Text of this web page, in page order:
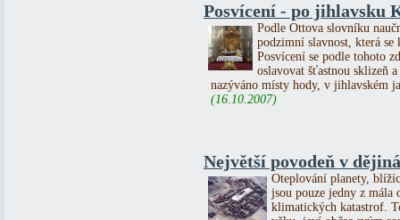
Posvícení - po jihlavsku
Podle Ottova slovníku
podzimní slavnost, která se
Posvícení se podle tohoto
oslavovat šťastnou sklizeň
nazýváno místy hody, v jihlavském
(16.10.2007)
Největší povodeň v
Oteplování planety,
jsou pouze jedny z mála
klimatických katastrof.